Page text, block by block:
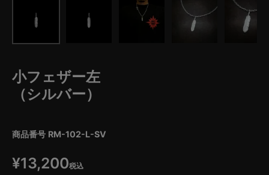
小フェザー左
（シルバー）
商品番号 RM-102-L-SV
¥13,200税込